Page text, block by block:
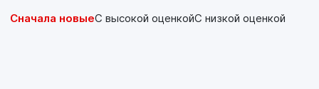
Сначала новыеС высокой оценкойС низкой оценкой